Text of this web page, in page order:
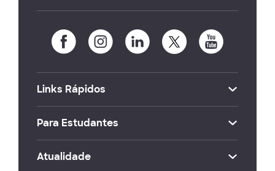
Links Rápidos
Para Estudantes
Atualidade